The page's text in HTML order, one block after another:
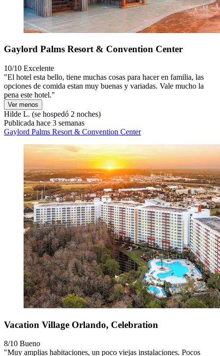
Gaylord Palms Resort & Convention Center
10/10 Excelente
"El hotel esta bello, tiene muchas cosas para hacer en familia, las
opciones de comida estan muy buenas y variadas. Vale mucho la
pena este hotel."
Ver menos
Hilde L. (se hospedó 2 noches)
Publicada hace 3 semanas
Gaylord Palms Resort & Convention Center
Vacation Village Orlando, Celebration
8/10 Bueno
"Muy amplias habitaciones, un poco viejas instalaciones. Pocos